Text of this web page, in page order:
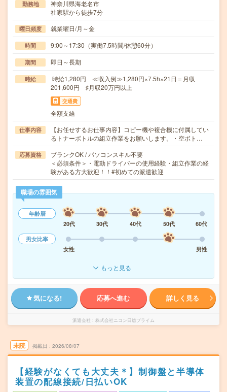
勤務地
神奈川県海老名市
社家駅から徒歩7分
曜日頻度 就業曜日/月～金
時間 9:00～17:30（実働7.5時間/休憩60分）
期間 即日～長期
時給
時給1,280円 ≪収入例≫1,280円×7.5h×21日＝月収
201,600円 ♯月収20万円以上
交通費
全額支給
仕事内容
【お任せするお仕事内容】コピー機や複合機に付属してい
るトナーボトルの組立作業をお願いします。・空ボト…
応募資格
ブランクOK / パソコンスキル不要
＜必須条件＞・電動ドライバーの使用経験・組立作業の経
験がある方大歓迎！！#初めての派遣歓迎
職場の雰囲気
年齢層
20代
30代 40代 50代
60代
男女比率
女性
男性
もっと見る
気になる! 応募へ進む 詳しく見る
派遣会社 株式会社ニコン日総プライム
未読 掲載日 2026/08/07
【経験がなくても大丈夫＊】制御盤と半導体
装置の配線接続/日払いOK